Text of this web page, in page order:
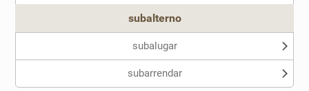
subalterno
subalugar
subarrendar